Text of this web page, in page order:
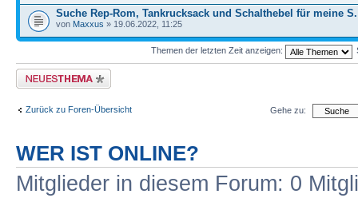
Suche Rep-Rom, Tankrucksack und Schalthebel für meine S.
von Maxxus » 19.06.2022, 11:25
Themen der letzten Zeit anzeigen:
Neues Thema erstellen
Zurück zu Foren-Übersicht Gehe zu:
WER IST ONLINE?
Mitglieder in diesem Forum: 0